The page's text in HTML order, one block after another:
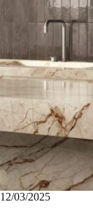
12/03/2025